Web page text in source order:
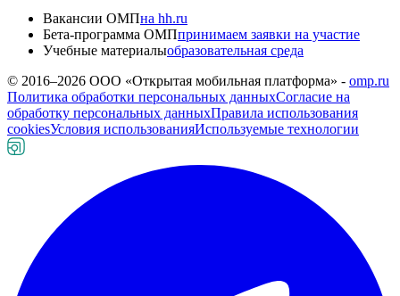
Вакансии ОМПна hh.ru
Бета-программа ОМПпринимаем заявки на участие
Учебные материалыобразовательная среда
© 2016–2026 ООО «Открытая мобильная платформа» - omp.ru
Политика обработки персональных данныхСогласие на
обработку персональных данныхПравила использования
cookiesУсловия использованияИспользуемые технологии